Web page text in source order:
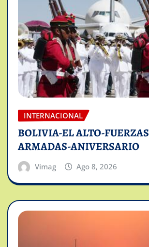
INTERNACIONAL
BOLIVIA-EL ALTO-FUERZAS
ARMADAS-ANIVERSARIO
Vimag Ago 8, 2026